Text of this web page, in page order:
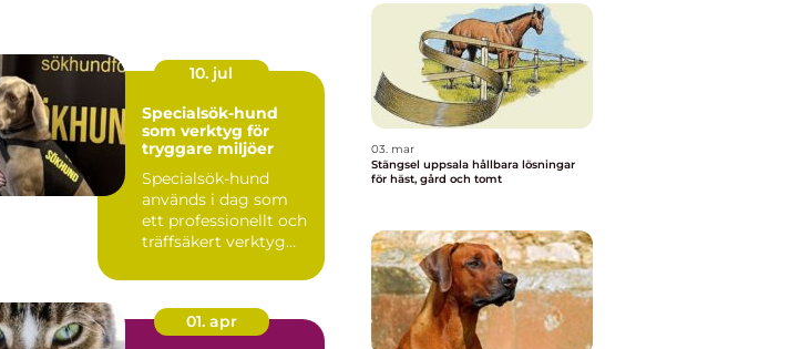
10. jul
Specialsök-hund
som verktyg för
tryggare miljöer
Specialsök-hund
används i dag som
ett professionellt och
träffsäkert verktyg
01. apr
03. mar
Stängsel uppsala hållbara lösningar
för häst, gård och tomt